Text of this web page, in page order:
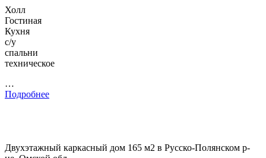
Холл
Гостиная
Кухня
с/у
спальни
техническое
…
Подробнее
Двухэтажный каркасный дом 165 м2 в Русско-Полянском р-